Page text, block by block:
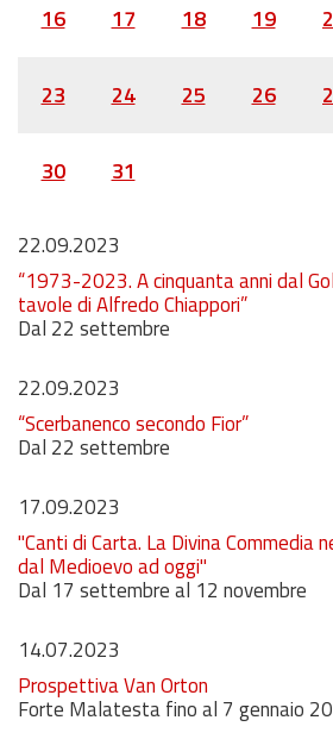
16 17 18 19
23 24 25 26
30 31
22.09.2023
“1973-2023. A cinquanta anni dal
tavole di Alfredo Chiappori”
Dal 22 settembre
22.09.2023
“Scerbanenco secondo Fior”
Dal 22 settembre
17.09.2023
"Canti di Carta. La Divina Commedia
dal Medioevo ad oggi"
Dal 17 settembre al 12 novembre
14.07.2023
Prospettiva Van Orton
Forte Malatesta fino al 7 gennaio